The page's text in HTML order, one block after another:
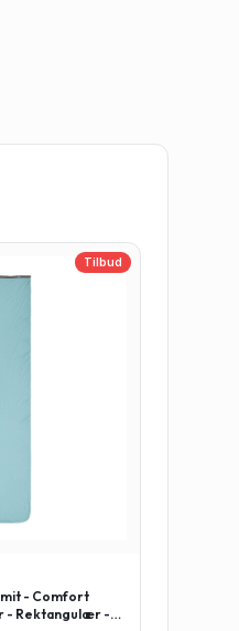
Tilbud
- Comfort
- Rektangulær -